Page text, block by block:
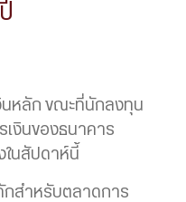
นหลัก ขณะที่นักลงทุน
เงินของธนาคาร
ในสัปดาห์นี้
กสำหรับตลาดการ